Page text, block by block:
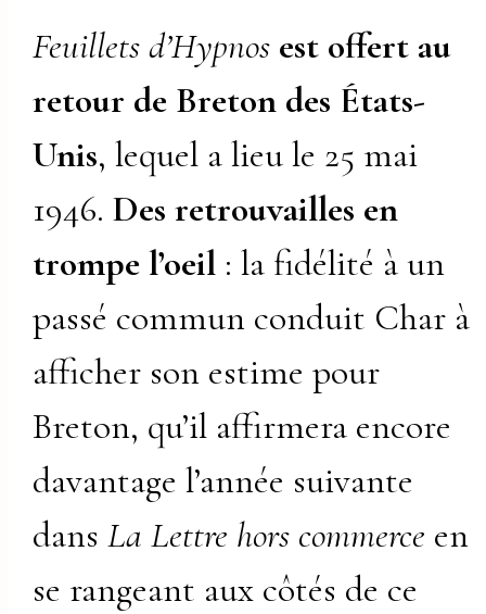
Feuillets d’Hypnos est offert au
retour de Breton des États-
Unis, lequel a lieu le 25 mai
1946.Des retrouvailles en
trompe l’oeil : la fidélité à un
passé commun conduit Char à
afficher son estime pour
Breton, qu’il affirmera encore
davantage l’année suivante
dansLa Lettre hors commerce en
se rangeant aux côtés de ce